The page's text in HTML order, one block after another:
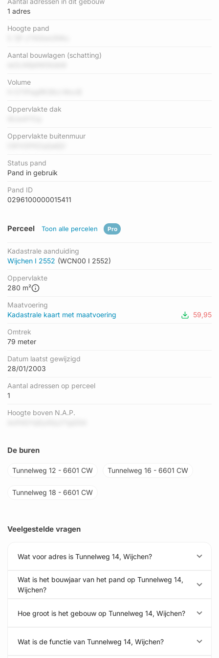
1 adres
Hoogte pand
Aantal bouwlagen (schatting)
Volume
Oppervlakte dak
Oppervlakte buitenmuur
Status pand
Pand in gebruik
Pand ID
0296100000015411
Perceel Toon alle percelen Pro
Kadastrale aanduiding
Wijchen I 2552 (WCN00 I 2552)
Oppervlakte
280 m²
Maatvoering
Kadastrale kaart met maatvoering
59,95
Omtrek
79 meter
Datum laatst gewijzigd
28/01/2003
Aantal adressen op perceel
1
Hoogte boven N.A.P.
De buren
Tunnelweg 12 - 6601 CW Tunnelweg 16 - 6601 CW
Tunnelweg 18 - 6601 CW
Veelgestelde vragen
Wat voor adres is Tunnelweg 14, Wijchen?
Wat is het bouwjaar van het pand op Tunnelweg 14,
Wijchen?
Hoe groot is het gebouw op Tunnelweg 14, Wijchen?
Wat is de functie van Tunnelweg 14, Wijchen?